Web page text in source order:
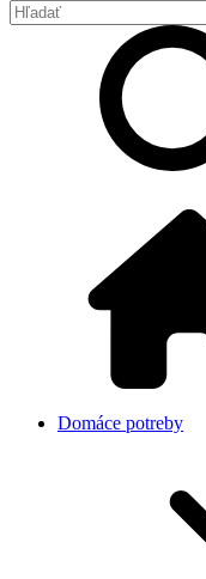
Domáce potreby